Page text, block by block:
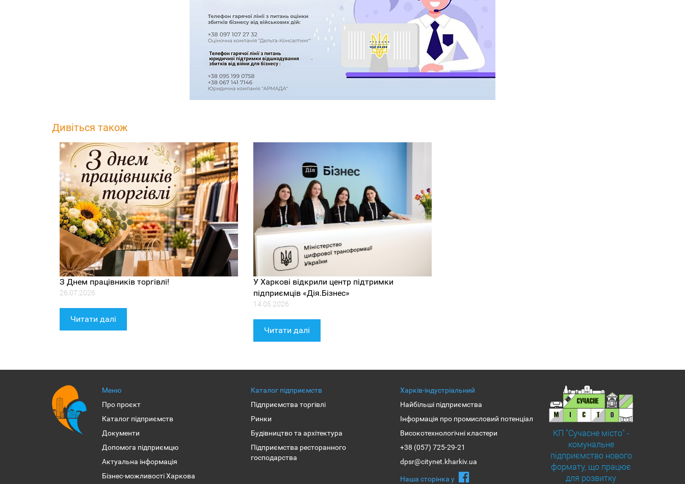
Дивіться також
З Днем працівників торгівлі!
26.07.2026
Читати далі
У Харкові відкрили центр підтримки
підприємців «Дія.Бізнес»
14.05.2026
Читати далі
Меню
Про проєкт
Каталог підприємств
Документи
Допомога підприємцю
Актуальна інформація
Бізнес-можливості Харкова
Каталог підприємств
Підприємства торгівлі
Ринки
Будівництво та архітектура
Підприємства ресторанного
господарства
Харків-індустріальний
Найбільші підприємства
Інформація про промисловий потенціал
Високотехнологічні кластери
+38 (057) 725-29-21
dpsr@citynet.kharkiv.ua
Наша сторiнка у
КП "Сучасне місто" -
комунальне
підприємство нового
формату, що працює
для розвитку